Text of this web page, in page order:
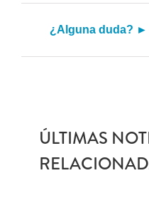
¿Alguna duda? ►
ÚLTIMAS